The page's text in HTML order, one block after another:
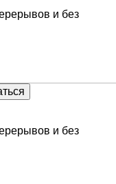
и без
и без